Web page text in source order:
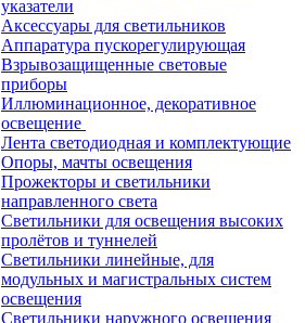
указатели
Аксессуары для светильников
Аппаратура пускорегулирующая
Взрывозащищенные световые
приборы
Иллюминационное, декоративное
освещение
Лента светодиодная и комплектующие
Опоры, мачты освещения
Прожекторы и светильники
направленного света
Светильники для освещения высоких
пролётов и туннелей
Светильники линейные, для
модульных и магистральных систем
освещения
Светильники наружного освещения